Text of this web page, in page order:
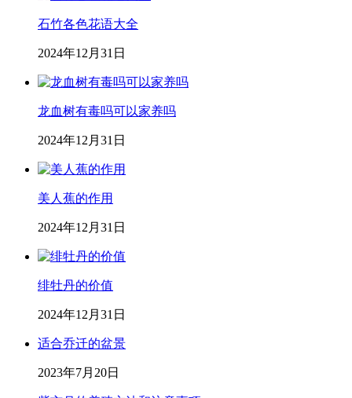
石竹各色花语大全
2024年12月31日
龙血树有毒吗可以家养吗
2024年12月31日
美人蕉的作用
2024年12月31日
绯牡丹的价值
2024年12月31日
适合乔迁的盆景
2023年7月20日